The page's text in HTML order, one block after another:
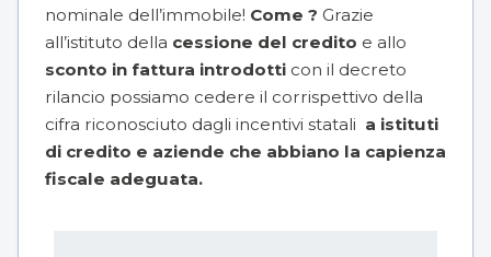
nominale dell’immobile! Come ? Grazie
all’istituto della cessione del credito e allo
sconto in fattura introdotti con il decreto
rilancio possiamo cedere il corrispettivo della
cifra riconosciuto dagli incentivi statali a istituti
di credito e aziende che abbiano la capienza
fiscale adeguata.